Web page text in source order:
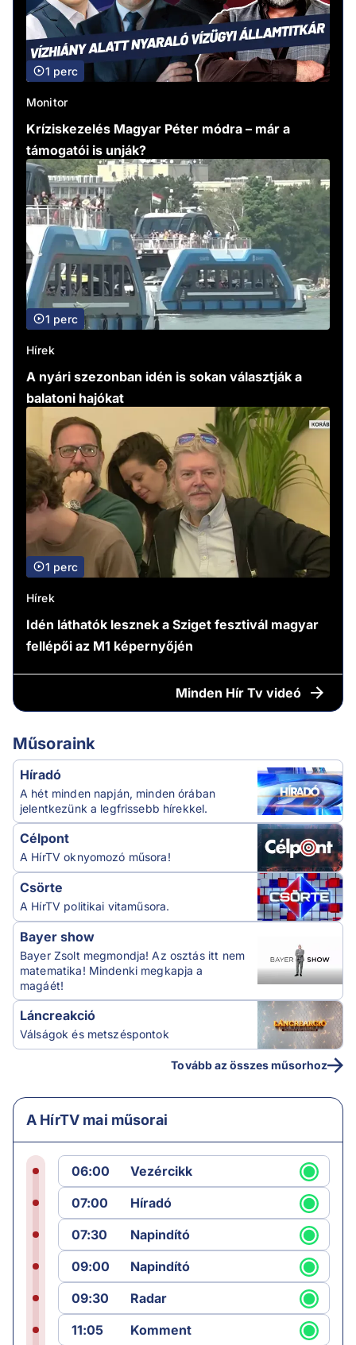
1 perc
Monitor
Kríziskezelés Magyar Péter módra – már a
támogatói is unják?
1 perc
Hírek
A nyári szezonban idén is sokan választják a
balatoni hajókat
1 perc
Hírek
Idén láthatók lesznek a Sziget fesztivál magyar
fellépői az M1 képernyőjén
Minden Hír Tv videó
Műsoraink
Híradó
A hét minden napján, minden órában
jelentkezünk a legfrissebb hírekkel.
Célpont
A HírTV oknyomozó műsora!
Csörte
A HírTV politikai vitaműsora.
Bayer show
Bayer Zsolt megmondja! Az osztás itt nem
matematika! Mindenki megkapja a
magáét!
Láncreakció
Válságok és metszéspontok
Tovább az összes műsorhoz
A HírTV mai műsorai
06:00
Vezércikk
07:00
Híradó
07:30
Napindító
09:00
Napindító
09:30
Radar
11:05
Komment